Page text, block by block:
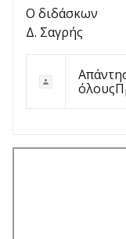
Ο διδάσκων
Δ. Σαγρής
όλους